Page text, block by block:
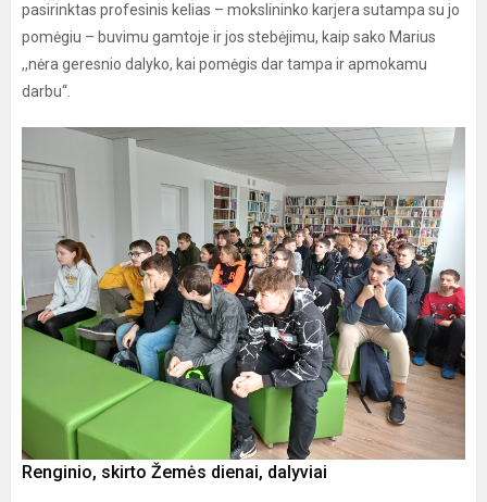
pasirinktas profesinis kelias – mokslininko karjera sutampa su jo
pomėgiu – buvimu gamtoje ir jos stebėjimu, kaip sako Marius
,,nėra geresnio dalyko, kai pomėgis dar tampa ir apmokamu
darbu“.
Renginio, skirto Žemės dienai, dalyviai